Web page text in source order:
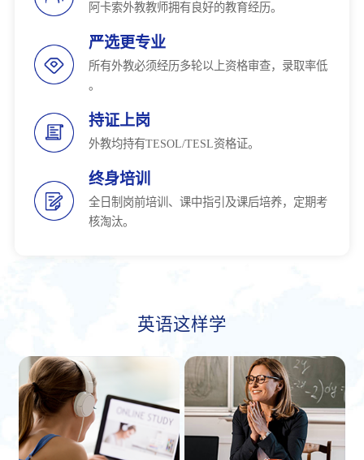
阿卡索外教教师拥有良好的教育经历。
严选更专业
所有外教必须经历多轮以上资格审查，录取率低
。
持证上岗
外教均持有TESOL/TESL资格证。
终身培训
全日制岗前培训、课中指引及课后培养，定期考
核淘汰。
英语这样学